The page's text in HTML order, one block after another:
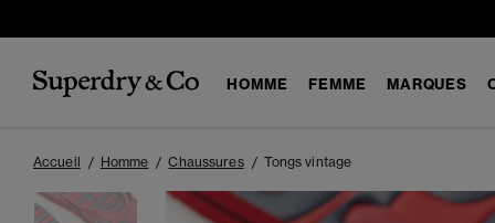
HOMME FEMME MARQUES
Accueil Homme Chaussures Tongs vintage